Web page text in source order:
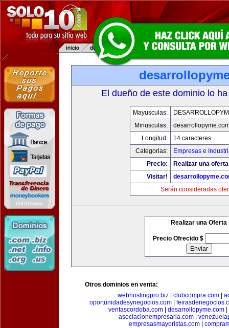
El dueño de este dominio lo
Mayusculas:
Minusculas:
Longitud:
14 caracteres
Categorias:
Empresas e
Precio:
Realizar una
Visitar!
Serán consideradas
Realizar una Oferta
Precio Ofrecido $
Otros dominios en venta:
webhostingpro.biz| clubcompra.com|
oportunidadesynegocios.com|
ventascordoba.com| desarrollopyme.com|
asociacionempresaria.com
empresasmayoristas.com